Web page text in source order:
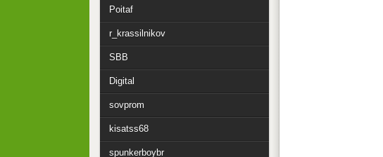
Poitaf
r_krassilnikov
SBB
Digital
sovprom
kisatss68
spunkerboybr